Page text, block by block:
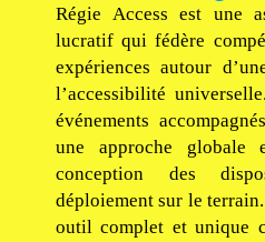
Régie Access est une
lucratif qui fédère
expériences autour
l’accessibilité
événements
une approche globale
conception des
déploiement sur le
outil complet et unique